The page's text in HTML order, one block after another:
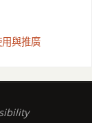
與推廣